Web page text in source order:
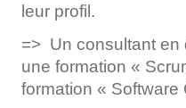
leur profil.
=> Un consultant en
une formation «
formation « Software